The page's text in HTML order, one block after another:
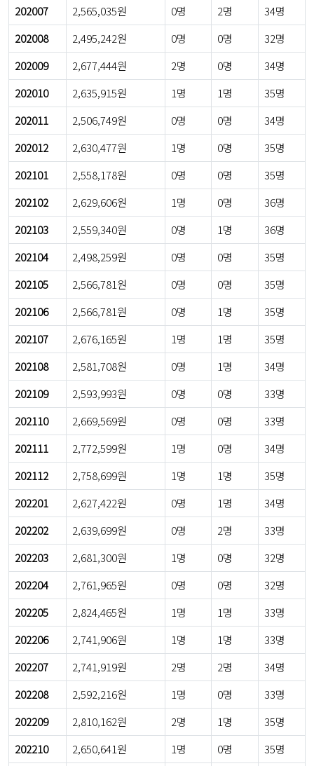
202007
2,565,035원 0명 2명
34명
202008
2,495,242원 0명 0명
32명
202009
2,677,444원 2명 0명
34명
202010
2,635,915원 1명 1명
35명
202011
2,506,749원 0명 0명
34명
202012
2,630,477원 1명 0명
35명
202101
2,558,178원 0명 0명
35명
202102
2,629,606원 1명 0명
36명
202103
2,559,340원 0명 1명
36명
202104
2,498,259원 0명 0명
35명
202105
2,566,781원 0명 0명
35명
202106
2,566,781원 0명 1명
35명
202107
2,676,165원 1명 1명
35명
202108
2,581,708원 0명 1명
34명
202109
2,593,993원 0명 0명
33명
202110
2,669,569원 0명 0명
33명
202111
2,772,599원 1명 0명
34명
202112
2,758,699원 1명 1명
35명
202201
2,627,422원 0명 1명
34명
202202
2,639,699원 0명 2명
33명
202203
2,681,300원 1명 0명
32명
202204
2,761,965원 0명 0명
32명
202205
2,824,465원 1명 1명
33명
202206
2,741,906원 1명 1명
33명
202207
2,741,919원 2명 2명
34명
202208
2,592,216원 1명 0명
33명
202209
2,810,162원 2명 1명
35명
202210
2,650,641원 1명 0명 35명